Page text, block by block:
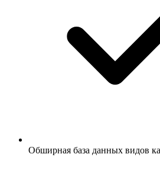
Обширная база данных видов